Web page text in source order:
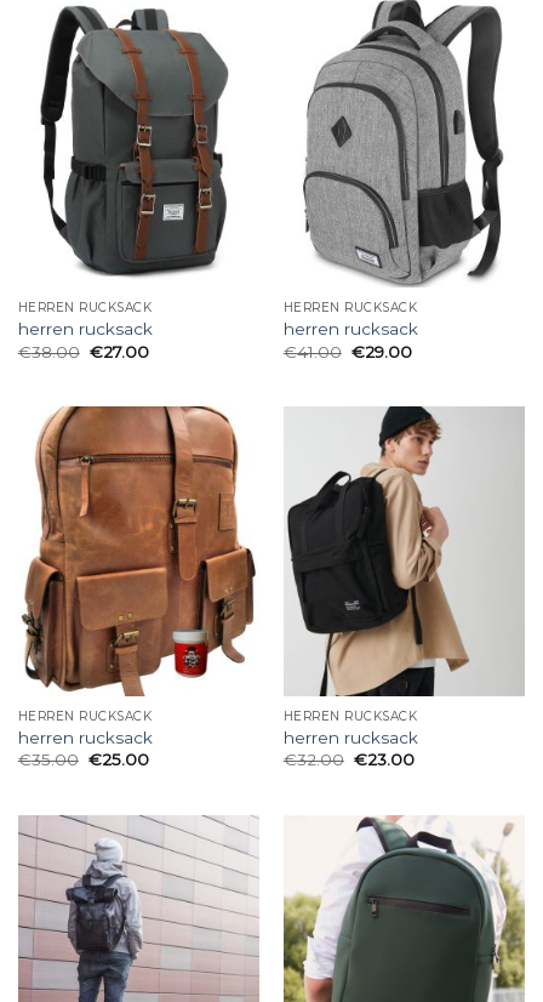
HERREN RUCKSACK
herren rucksack
€38.00 €27.00
HERREN RUCKSACK
herren rucksack
€41.00 €29.00
HERREN RUCKSACK
herren rucksack
€35.00 €25.00
HERREN RUCKSACK
herren rucksack
€32.00 €23.00